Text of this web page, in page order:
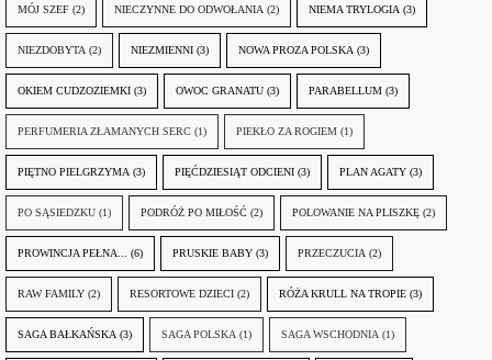
MÓJ SZEF (2) NIECZYNNE DO ODWOŁANIA (2) NIEMA TRYLOGIA (3)
NIEZDOBYTA (2) NIEZMIENNI (3) NOWA PROZA POLSKA (3)
OKIEM CUDZOZIEMKI (3) OWOC GRANATU (3) PARABELLUM (3)
PERFUMERIA ZŁAMANYCH SERC (1) PIEKŁO ZA ROGIEM (1)
PIĘTNO PIELGRZYMA (3) PIĘĆDZIESIĄT ODCIENI (3) PLAN AGATY (3)
PO SĄSIEDZKU (1) PODRÓŻ PO MIŁOŚĆ (2) POLOWANIE NA PLISZKĘ (2)
PROWINCJA PEŁNA... (6) PRUSKIE BABY (3) PRZECZUCIA (2)
RAW FAMILY (2) RESORTOWE DZIECI (2) RÓŻA KRULL NA TROPIE (3)
SAGA BAŁKAŃSKA (3) SAGA POLSKA (1) SAGA WSCHODNIA (1)